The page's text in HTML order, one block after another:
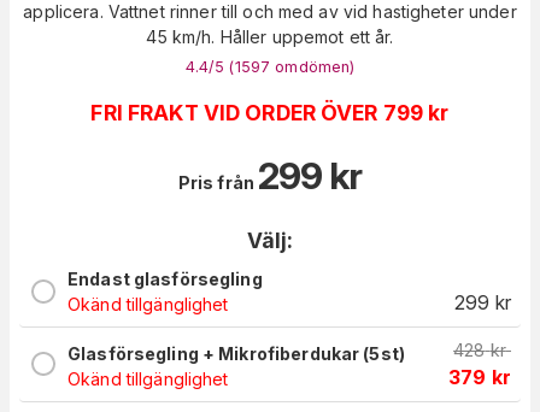
applicera. Vattnet rinner till och med av vid hastigheter under
45 km/h. Håller uppemot ett år.
4.4/5 (1597 omdömen)
FRI FRAKT VID ORDER ÖVER 799 kr
Pris från 299 kr
Välj:
Endast glasförsegling
Okänd tillgänglighet
299 kr
Glasförsegling + Mikrofiberdukar (5st)
Okänd tillgänglighet
428 kr
379 kr